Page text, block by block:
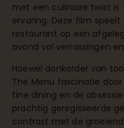
met een culinaire twist is
ervaring. Deze film
restaurant op een
avond vol verrassingen
Hoewel donkerder van
The Menu fascinatie
fine dining en de
prachtig geregisseerde
contrast met de